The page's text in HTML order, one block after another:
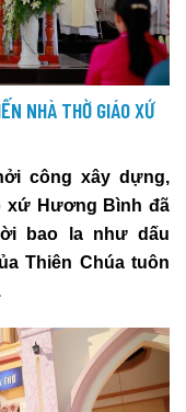
NHÀ THỜ GIÁO XỨ
công xây dựng,
xứ Hương Bình đã
bao la như dấu
Thiên Chúa tuôn